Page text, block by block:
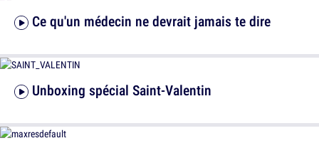
Unboxing spécial Saint-Valentin
Ce qu'un médecin ne devrait jamais te dire